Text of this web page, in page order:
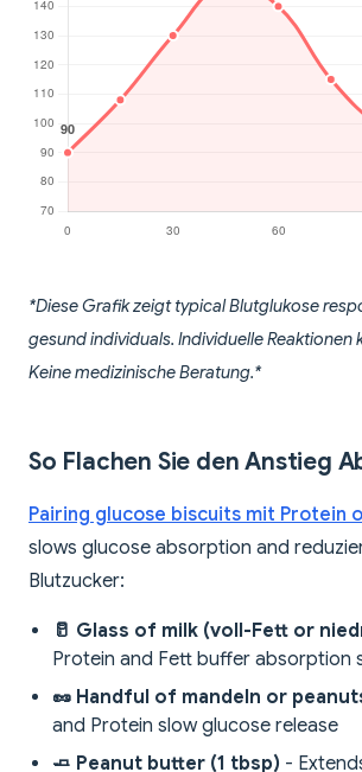
*Diese Grafik zeigt typical Blutglukose
gesund individuals. Individuelle Reaktionen
Keine medizinische Beratung.*
So Flachen Sie den Anstieg
Pairing glucose biscuits mit Protein
slows glucose absorption and
Blutzucker:
🥛 Glass of milk (voll-Fett or
Protein and Fett buffer absorption
🥜 Handful of mandeln or
and Protein slow glucose release
🧈 Peanut butter (1 tbsp) -